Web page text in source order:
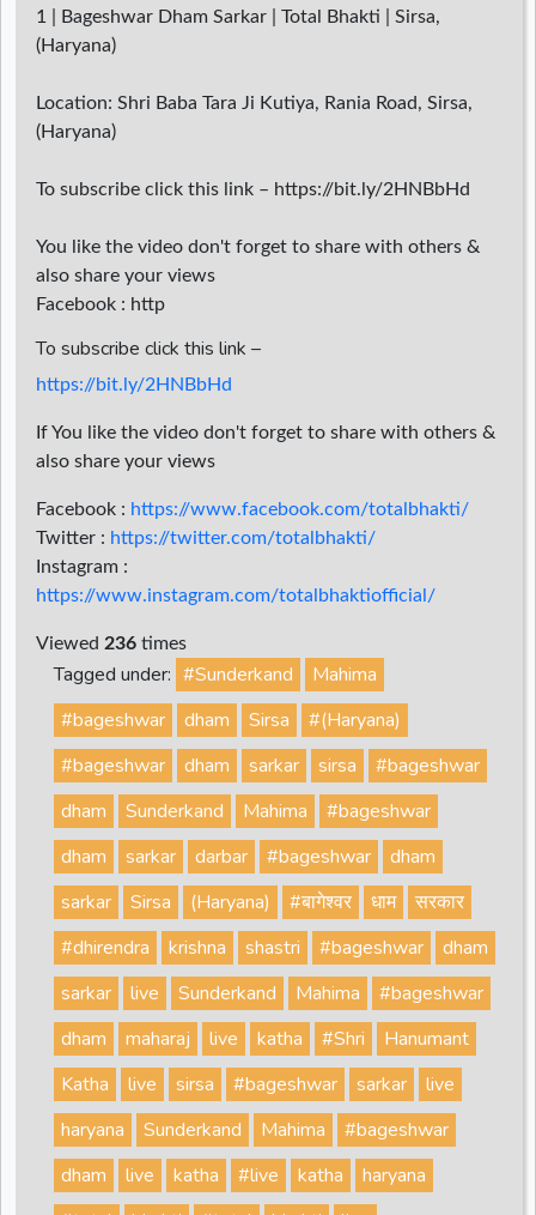
1 | Bageshwar Dham Sarkar | Total Bhakti | Sirsa,
(Haryana)
Location: Shri Baba Tara Ji Kutiya, Rania Road, Sirsa,
(Haryana)
To subscribe click this link – https://bit.ly/2HNBbHd
You like the video don't forget to share with others &
also share your views
Facebook : http
To subscribe click this link –
https://bit.ly/2HNBbHd
If You like the video don't forget to share with others &
also share your views
Facebook : https://www.facebook.com/totalbhakti/
Twitter : https://twitter.com/totalbhakti/
Instagram :
https://www.instagram.com/totalbhaktiofficial/
Viewed 236 times
Tagged under: #Sunderkand
Mahima
#bageshwar
dham Sirsa
#(Haryana)
#bageshwar
dham sarkar sirsa
#bageshwar
dham
Sunderkand Mahima
#bageshwar
dham
sarkar darbar #bageshwar
dham
sarkar
Sirsa (Haryana) #बागेश्वर धाम
सरकार
#dhirendra
krishna shastri #bageshwar
dham
sarkar
live Sunderkand Mahima
#bageshwar
dham
maharaj live katha #Shri
Hanumant
Katha
live sirsa #bageshwar sarkar
live
haryana
Sunderkand Mahima
#bageshwar
dham
live katha #live katha
haryana